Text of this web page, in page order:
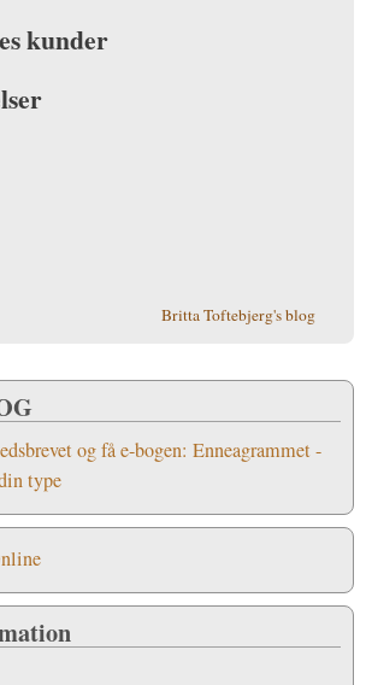
kunder
Britta Toftebjerg's blog
og få e-bogen: Enneagrammet -
type